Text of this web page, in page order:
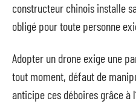
constructeur chinois installe
obligé pour toute personne
Adopter un drone exige une
tout moment, défaut de
anticipe ces déboires grâce à